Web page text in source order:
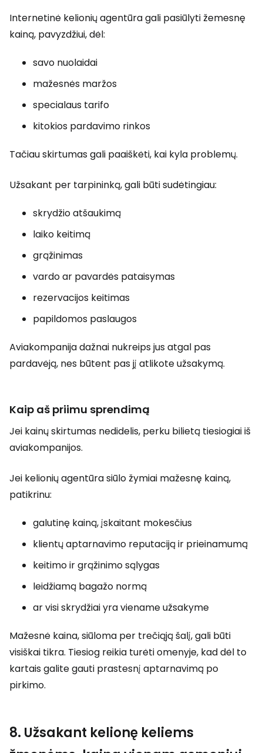
Internetinė kelionių agentūra gali pasiūlyti žemesnę
kainą, pavyzdžiui, dėl:
savo nuolaidai
mažesnės maržos
specialaus tarifo
kitokios pardavimo rinkos
Tačiau skirtumas gali paaiškėti, kai kyla problemų.
Užsakant per tarpininką, gali būti sudėtingiau:
skrydžio atšaukimą
laiko keitimą
grąžinimas
vardo ar pavardės pataisymas
rezervacijos keitimas
papildomos paslaugos
Aviakompanija dažnai nukreips jus atgal pas
pardavėją, nes būtent pas jį atlikote užsakymą.
Kaip aš priimu sprendimą
Jei kainų skirtumas nedidelis, perku bilietą tiesiogiai iš
aviakompanijos.
Jei kelionių agentūra siūlo žymiai mažesnę kainą,
patikrinu:
galutinę kainą, įskaitant mokesčius
klientų aptarnavimo reputaciją ir prieinamumą
keitimo ir grąžinimo sąlygas
leidžiamą bagažo normą
ar visi skrydžiai yra viename užsakyme
Mažesnė kaina, siūloma per trečiąją šalį, gali būti
visiškai tikra. Tiesiog reikia turėti omenyje, kad dėl to
kartais galite gauti prastesnį aptarnavimą po
pirkimo.
8. Užsakant kelionę keliems